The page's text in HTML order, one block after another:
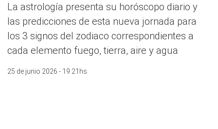
La astrología presenta su horóscopo diario y
las predicciones de esta nueva jornada para
los 3 signos del zodiaco correspondientes a
cada elemento fuego, tierra, aire y agua
25 de junio 2026 - 19:21hs